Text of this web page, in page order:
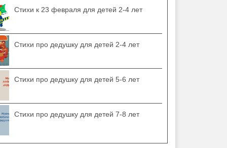
Стихи к 23 февраля для детей 2-4 лет
Стихи про дедушку для детей 2-4 лет
Стихи про дедушку для детей 5-6 лет
Стихи про дедушку для детей 7-8 лет